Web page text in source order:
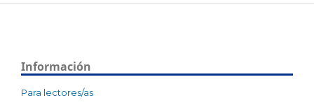
Información
Para lectores/as